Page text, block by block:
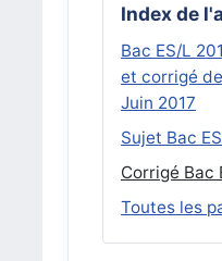
Index de
Bac ES/L
et corrigé
Juin 2017
Sujet Bac
Corrigé Bac
Toutes les